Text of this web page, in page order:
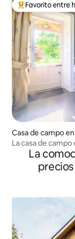
De los mejores
Favorito entre
Casa de campo
La casa de
La